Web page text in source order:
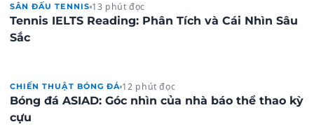
SÂN ĐẤU TENNIS 13 phút đọc
Tennis IELTS Reading: Phân Tích và Cái Nhìn Sâu
Sắc
CHIẾN THUẬT BÓNG ĐÁ 12 phút đọc
Bóng đá ASIAD: Góc nhìn của nhà báo thể thao kỳ
cựu